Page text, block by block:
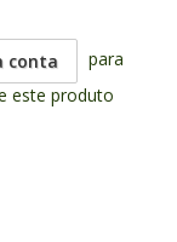
conta
para
este produto